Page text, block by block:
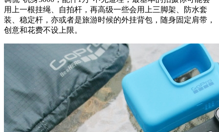
用上一根挂绳、自拍杆，再高级一些会用上三脚架、防水套
装、稳定杆，亦或者是旅游时候的外挂背包，随身固定肩带，
创意和花费不设上限。